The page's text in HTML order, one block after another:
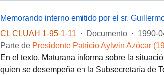
CL CLUAH 1-95-1-11
· Documento · 1990-
Parte de Presidente Patricio Aylwin Azócar
En el texto, Maturana informa sobre la
quien se desempeña en la Subsecretaría de